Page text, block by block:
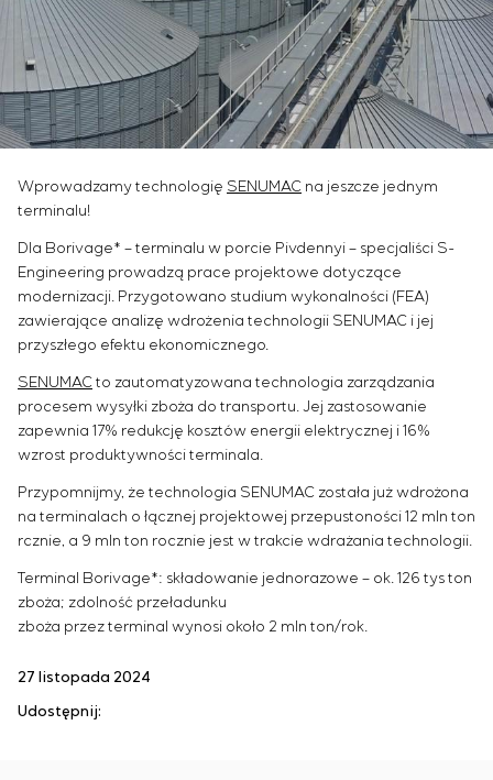
Outsourcing
Usługi doradcze
Indywidualne opracowanie i testowanie wraz z
późniejszą certyfikacją urządzeń rozdzielczych o
szczególnych wymaganiach dotyczących
niezawodności, jakości i warunków eksploatacji
Opracowanie modeli matematycznych obiektów
sterowania
optymalnego i gwarantowanego sterowania z
późniejszym uruchomieniem na obiekcie
Opracowanie systemów sterowania o
niestandardowej strukturze kaskadowej i
statycznymi i adaptacyjnymi
Audyt energetyczny
Przemysł chemiczny
Przemysł cementowy
Simoprime
Oferty pracy
Staż
Weterani
KONTAKT
Wprowadzamy technologię SENUMAC na jeszcze jednym
terminalu!
Dla Borivage* – terminalu w porcie Pivdennyi – specjaliści S-
Engineering prowadzą prace projektowe dotyczące
modernizacji. Przygotowano studium wykonalności (FEA)
zawierające analizę wdrożenia technologii SENUMAC i jej
przyszłego efektu ekonomicznego.
SENUMACto zautomatyzowana technologia zarządzania
procesem wysyłki zboża do transportu. Jej zastosowanie
zapewnia 17% redukcję kosztów energii elektrycznej i 16%
wzrost produktywności terminala.
Przypomnijmy, że technologia SENUMAC została już wdrożona
na terminalach o łącznej projektowej przepustoności 12 mln ton
rcznie, a 9 mln ton rocznie jest w trakcie wdrażania technologii.
Terminal Borivage*: składowanie jednorazowe – ok. 126 tys ton
zboża; zdolność przeładunku
zboża przez terminal wynosi około 2 mln ton/rok.
27 listopada 2024
Udostępnij: